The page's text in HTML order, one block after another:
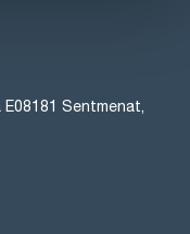
E08181 Sentmenat,